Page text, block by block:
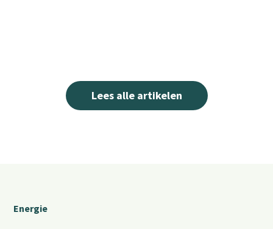
Lees alle artikelen
Energie